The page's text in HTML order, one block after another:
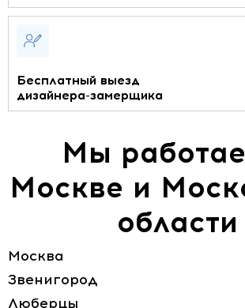
Бесплатный выезд
дизайнера-замерщика
Мы
Москве и
области
Москва
Звенигород
Люберцы